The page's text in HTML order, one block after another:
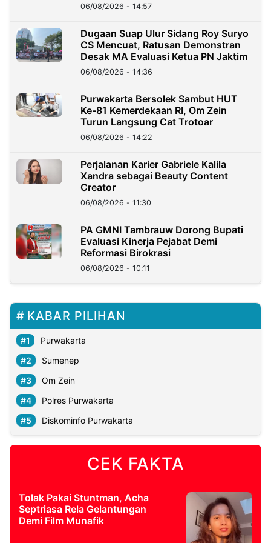
06/08/2026 - 14:57
Dugaan Suap Ulur Sidang Roy Suryo
CS Mencuat, Ratusan Demonstran
Desak MA Evaluasi Ketua PN Jaktim
06/08/2026 - 14:36
Purwakarta Bersolek Sambut HUT
Ke-81 Kemerdekaan RI, Om Zein
Turun Langsung Cat Trotoar
06/08/2026 - 14:22
Perjalanan Karier Gabriele Kalila
Xandra sebagai Beauty Content
Creator
06/08/2026 - 11:30
PA GMNI Tambrauw Dorong Bupati
Evaluasi Kinerja Pejabat Demi
Reformasi Birokrasi
06/08/2026 - 10:11
KABAR PILIHAN
Purwakarta
Sumenep
Om Zein
Polres Purwakarta
Diskominfo Purwakarta
CEK FAKTA
Tolak Pakai Stuntman, Acha
Septriasa Rela Gelantungan
Demi Film Munafik